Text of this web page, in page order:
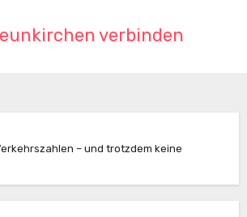
– und trotzdem keine